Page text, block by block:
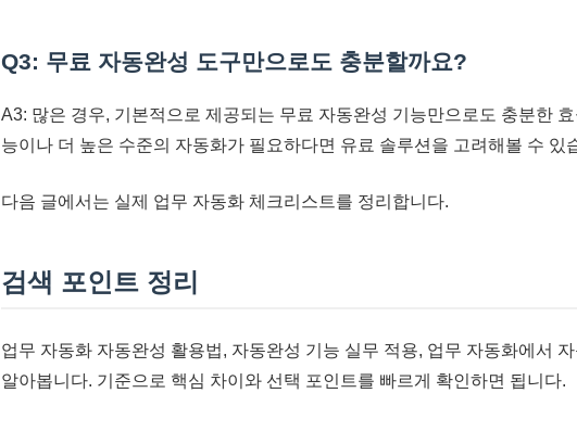
Q3: 무료 자동완성 도구만으로도 충분할까요?
A3: 많은 경우, 기본적으로 제공되는 무료 자동완성 기능만으로도 충분한
능이나 더 높은 수준의 자동화가 필요하다면 유료 솔루션을 고려해볼 수 있
다음 글에서는 실제 업무 자동화 체크리스트를 정리합니다.
검색 포인트 정리
업무 자동화 자동완성 활용법, 자동완성 기능 실무 적용, 업무 자동화에서
알아봅니다. 기준으로 핵심 차이와 선택 포인트를 빠르게 확인하면 됩니다.